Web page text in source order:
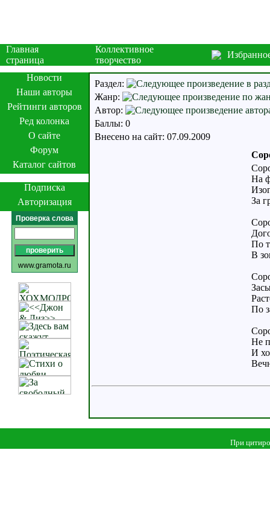
Главная
страница
Коллективное
творчество
Новости
Наши авторы
Рейтинги авторов
Ред колонка
О сайте
Форум
Каталог сайтов
Подписка
Авторизация
Проверка слова
www.gramota.ru
Раздел:
Жанр:
Автор:
Баллы: 0
Внесено на сайт: 07.09.2009
На
За
По
В
По
Не
И
При